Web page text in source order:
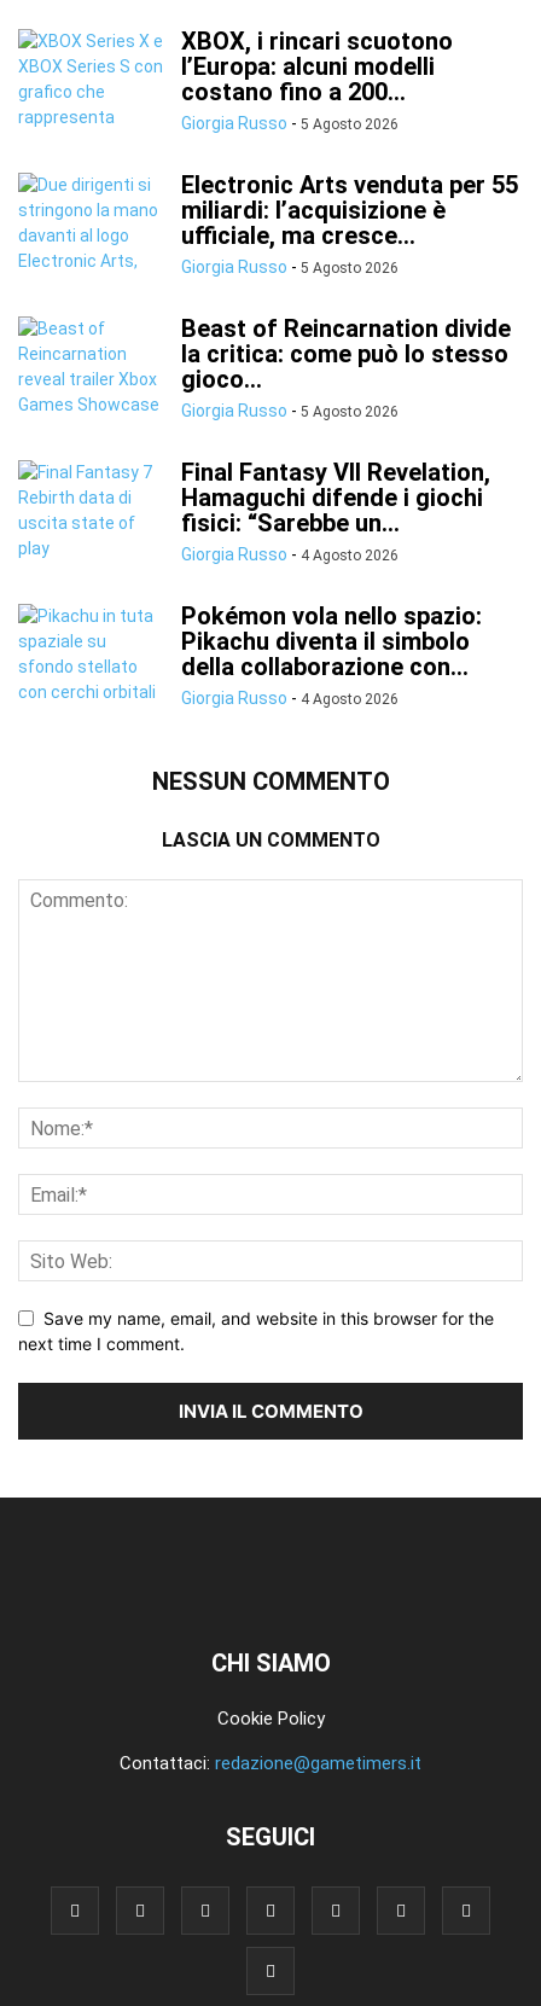
XBOX, i rincari scuotono
l’Europa: alcuni modelli
costano fino a 200...
Giorgia Russo - 5 Agosto 2026
Electronic Arts venduta per 55
miliardi: l’acquisizione è
ufficiale, ma cresce...
Giorgia Russo - 5 Agosto 2026
Beast of Reincarnation divide
la critica: come può lo stesso
gioco...
Giorgia Russo - 5 Agosto 2026
Final Fantasy VII Revelation,
Hamaguchi difende i giochi
fisici: “Sarebbe un...
Giorgia Russo - 4 Agosto 2026
Pokémon vola nello spazio:
Pikachu diventa il simbolo
della collaborazione con...
Giorgia Russo - 4 Agosto 2026
NESSUN COMMENTO
LASCIA UN COMMENTO
Save my name, email, and website in this browser for the
next time I comment.
CHI SIAMO
Cookie Policy
Contattaci: redazione@gametimers.it
SEGUICI